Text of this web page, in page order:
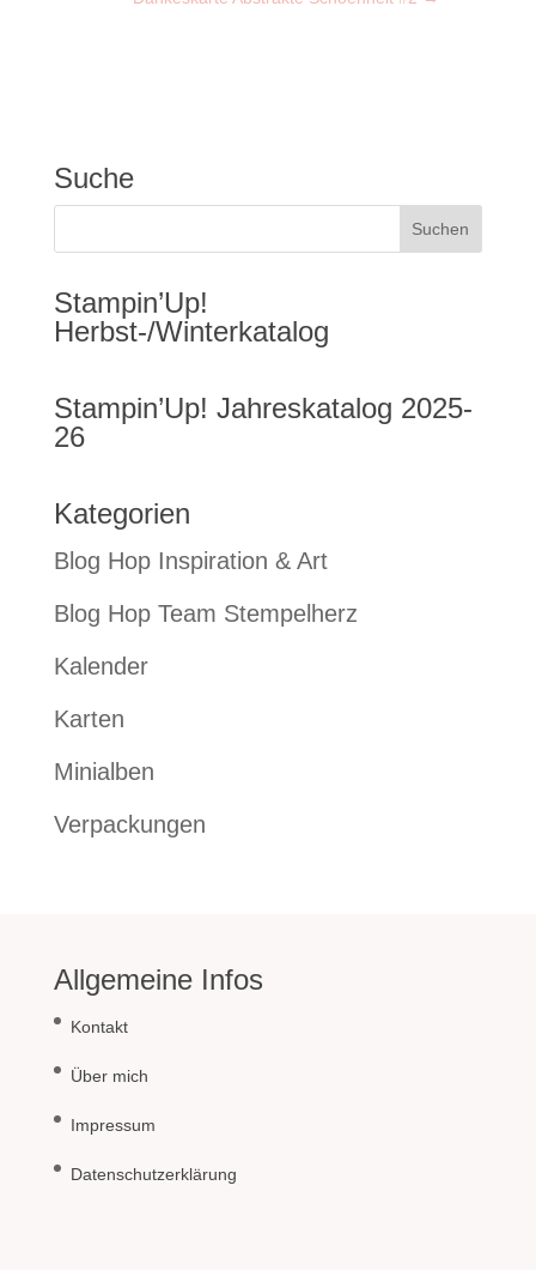
Suche
Stampin’Up!
Herbst-/Winterkatalog
Stampin’Up! Jahreskatalog 2025-
26
Kategorien
Blog Hop Inspiration & Art
Blog Hop Team Stempelherz
Kalender
Karten
Minialben
Verpackungen
Allgemeine Infos
Kontakt
Über mich
Impressum
Datenschutzerklärung